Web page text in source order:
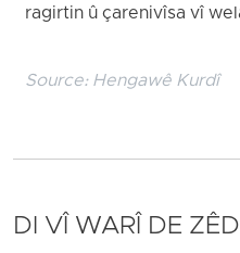
ragirtin û çarenivîsa vî
Source: Hengawê Kurdî
DI VÎ WARÎ DE